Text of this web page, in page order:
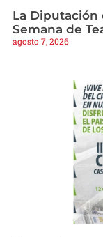
La Diputación
Semana de
agosto 7, 2026